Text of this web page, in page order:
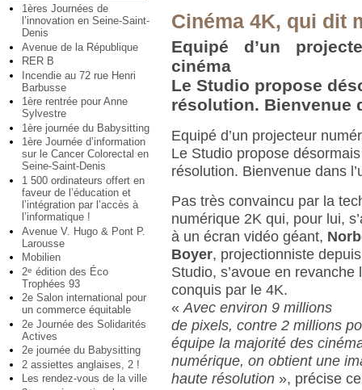
1ères Journées de
l’innovation en Seine-Saint-
Denis
Avenue de la République
RER B
Incendie au 72 rue Henri
Barbusse
1ère rentrée pour Anne
Sylvestre
1ère journée du Babysitting
1ère Journée d’information
sur le Cancer Colorectal en
Seine-Saint-Denis
1 500 ordinateurs offert en
faveur de l’éducation et
l’intégration par l’accès à
l’informatique !
Avenue V. Hugo & Pont P.
Larousse
Mobilien
2e édition des Éco
Trophées 93
2e Salon international pour
un commerce équitable
2e Journée des Solidarités
Actives
2e journée du Babysitting
2 assiettes anglaises, 2 !
Les rendez-vous de la ville
Cinéma 4K, qui dit
Equipé d’un
cinéma
Le Studio propose
résolution. Bienvenue
Equipé d’un projecteur
Le Studio propose
résolution. Bienvenue dans
Pas très convaincu par la
numérique 2K qui, pour lui,
à un écran vidéo géant,
Boyer, projectionniste
Studio, s’avoue en revanche
conquis par le 4K.
«Avec environ 9 millions
de pixels, contre 2 millions
équipe la majorité des
numérique, on obtient une
haute résolution », précise